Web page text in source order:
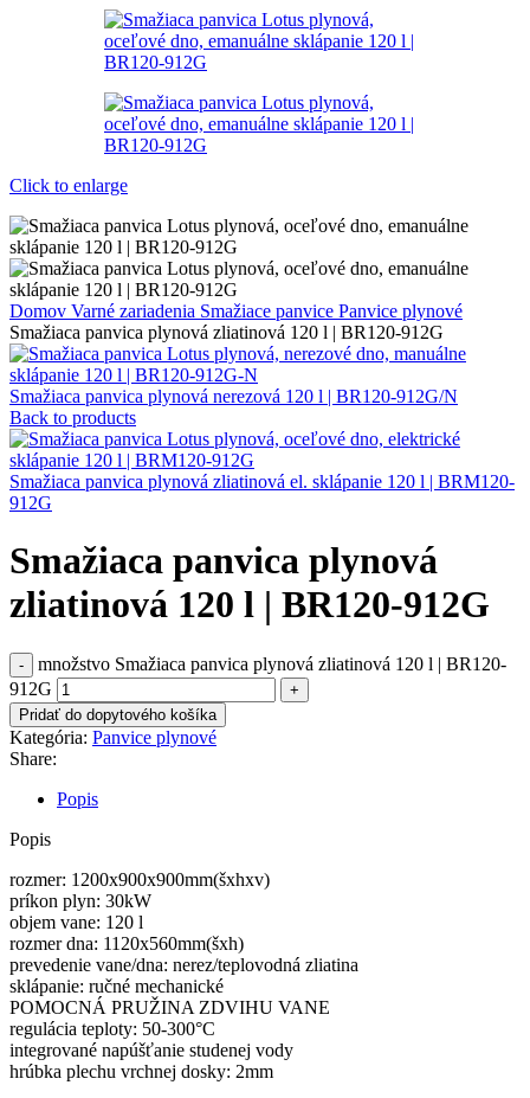
Click to enlarge
Domov Varné zariadenia Smažiace panvice Panvice plynové
Smažiaca panvica plynová zliatinová 120 l | BR120-912G
Smažiaca panvica plynová nerezová 120 l | BR120-912G/N
Back to products
Smažiaca panvica plynová zliatinová el. sklápanie 120 l | BRM120-
912G
Smažiaca panvica plynová
zliatinová 120 l | BR120-912G
množstvo Smažiaca panvica plynová zliatinová 120 l | BR120-
912G
Pridať do dopytového košíka
Kategória: Panvice plynové
Share:
Popis
Popis
rozmer: 1200x900x900mm(šxhxv)
príkon plyn: 30kW
objem vane: 120 l
rozmer dna: 1120x560mm(šxh)
prevedenie vane/dna: nerez/teplovodná zliatina
sklápanie: ručné mechanické
POMOCNÁ PRUŽINA ZDVIHU VANE
regulácia teploty: 50-300°C
integrované napúšťanie studenej vody
hrúbka plechu vrchnej dosky: 2mm